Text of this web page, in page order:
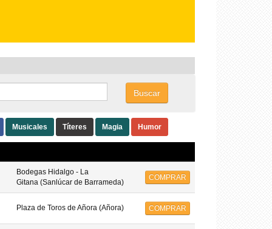
Buscar
Musicales Títeres Magia Humor
Bodegas Hidalgo - La
Gitana (Sanlúcar de Barrameda)
COMPRAR
Plaza de Toros de Añora (Añora) COMPRAR